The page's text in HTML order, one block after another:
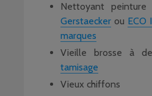
Nettoyant peinture
Gerstaecker ou ECO
marques
Vieille brosse à
tamisage
Vieux chiffons